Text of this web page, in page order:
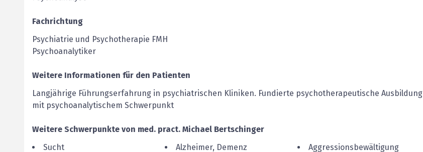
Fachrichtung
Psychiatrie und Psychotherapie FMH
Psychoanalytiker
Weitere Informationen für den Patienten
Langjährige Führungserfahrung in psychiatrischen Kliniken. Fundierte psychotherapeutische Ausbildung
mit psychoanalytischem Schwerpunkt
Weitere Schwerpunkte von med. pract. Michael Bertschinger
Sucht
Alzheimer, Demenz
Aggressionsbewältigung